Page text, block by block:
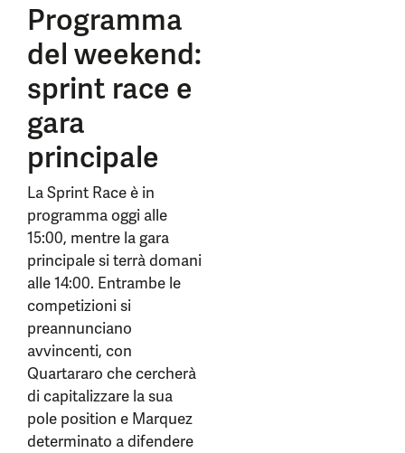
Programma
del weekend:
sprint race e
gara
principale
La Sprint Race è in
programma oggi alle
15:00, mentre la gara
principale si terrà domani
alle 14:00. Entrambe le
competizioni si
preannunciano
avvincenti, con
Quartararo che cercherà
di capitalizzare la sua
pole position e Marquez
determinato a difendere